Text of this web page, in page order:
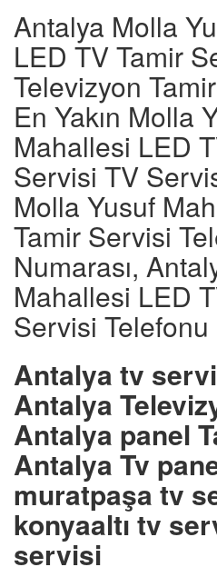
Antalya Molla
LED TV Tamir
Televizyon
En Yakın Molla
Mahallesi LED
Servisi TV
Molla Yusuf
Tamir Servisi
Numarası,
Mahallesi LED
Servisi Telefonu
Antalya tv
Antalya
Antalya panel
Antalya Tv
muratpaşa tv
konyaaltı tv
servisi